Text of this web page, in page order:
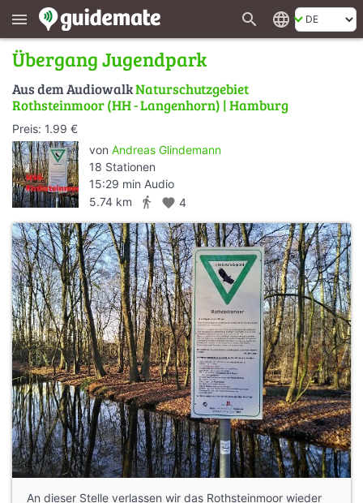
menu search language
Übergang Jugendpark
Aus dem AudiowalkNaturschutzgebiet
Rothsteinmoor (HH - Langenhorn) | Hamburg
Preis: 1.99 €
von Andreas Glindemann
18 Stationen
15:29 min Audio
5.74 km
directions_walk favorite 4
An dieser Stelle verlassen wir das Rothsteinmoor wieder